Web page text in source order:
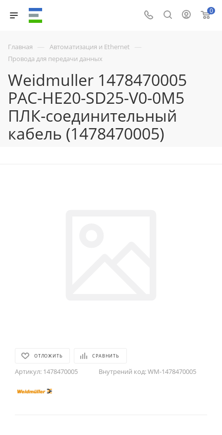
0
Главная — Автоматизация и Ethernet —
Провода для передачи данных
Weidmuller 1478470005
PAC-HE20-SD25-V0-0M5
ПЛК-соединительный
кабель (1478470005)
ОТЛОЖИТЬ СРАВНИТЬ
Артикул: 1478470005 Внутрений код:WM-1478470005